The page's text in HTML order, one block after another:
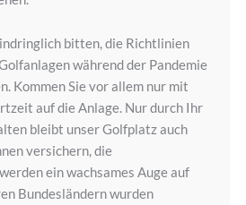
bitten, die Richtlinien
während der Pandemie
Kommen Sie vor allem nur mit
auf die Anlage. Nur durch Ihr
bleibt unser Golfplatz auch
versichern, die
ein wachsames Auge auf
Bundesländern wurden